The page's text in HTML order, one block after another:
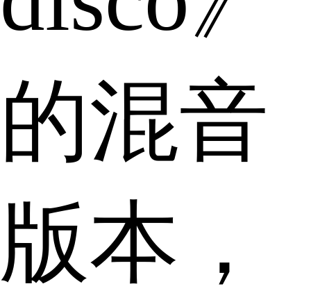
的混音
版本，